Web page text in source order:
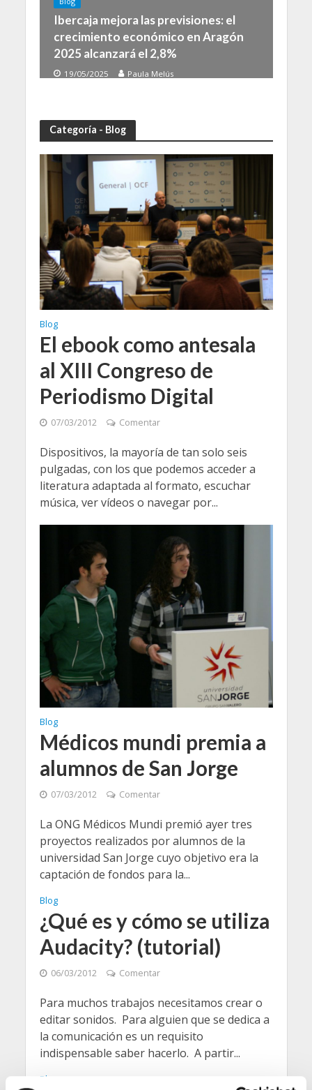
Ibercaja mejora las previsiones: el
crecimiento económico en Aragón
2025 alcanzará el 2,8%
19/05/2025 Paula Melús
Categoría - Blog
Blog
El ebook como antesala
al XIII Congreso de
Periodismo Digital
07/03/2012 Comentar
Dispositivos, la mayoría de tan solo seis
pulgadas, con los que podemos acceder a
literatura adaptada al formato, escuchar
música, ver vídeos o navegar por...
Blog
Médicos mundi premia a
alumnos de San Jorge
07/03/2012 Comentar
La ONG Médicos Mundi premió ayer tres
proyectos realizados por alumnos de la
universidad San Jorge cuyo objetivo era la
captación de fondos para la...
Blog
¿Qué es y cómo se utiliza
Audacity? (tutorial)
06/03/2012 Comentar
Para muchos trabajos necesitamos crear o
editar sonidos. Para alguien que se dedica a
la comunicación es un requisito
indispensable saber hacerlo. A partir...
Blog